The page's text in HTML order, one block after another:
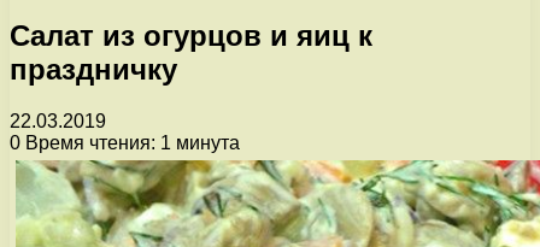
Салат из огурцов и яиц к
праздничку
22.03.2019
0 Время чтения: 1 минута